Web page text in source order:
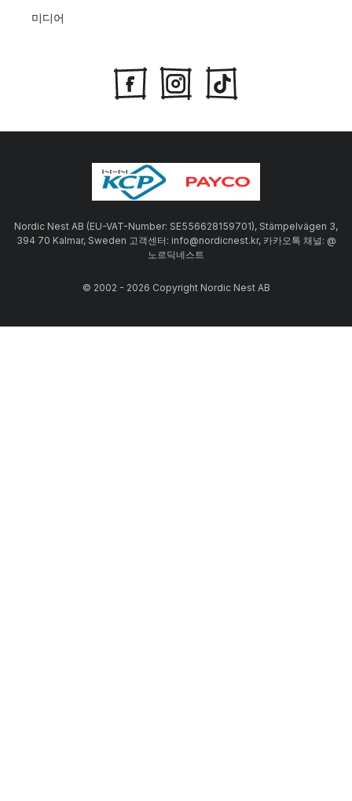
미디어
Nordic Nest AB (EU-VAT-Number: SE556628159701), Stämpelvägen 3,
394 70 Kalmar, Sweden 고객센터: info@nordicnest.kr, 카카오톡 채널: @
노르딕네스트
© 2002 - 2026 Copyright Nordic Nest AB